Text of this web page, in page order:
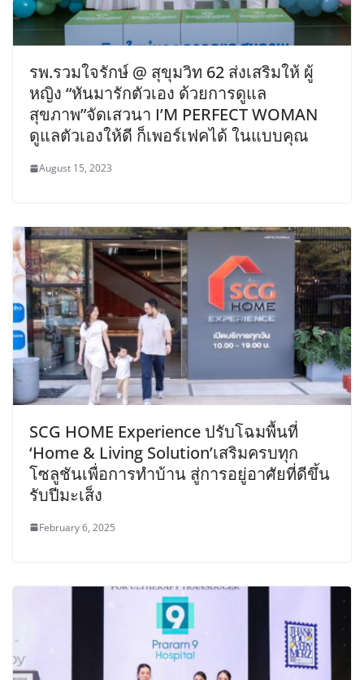
รพ.รวมใจรักษ์ @ สุขุมวิท 62 ส่งเสริมให้ ผู้
หญิง “หันมารักตัวเอง ด้วยการดูแล
สุขภาพ”จัดเสวนา I’M PERFECT WOMAN
ดูแลตัวเองให้ดี ก็เพอร์เฟคได้ ในแบบคุณ
August 15, 2023
SCG HOME Experience ปรับโฉมพื้นที่
‘Home & Living Solution’เสริมครบทุก
โซลูชันเพื่อการทำบ้าน สู่การอยู่อาศัยที่ดีขึ้น
รับปีมะเส็ง
February 6, 2025